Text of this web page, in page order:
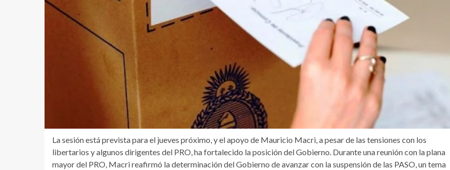
La sesión está prevista para el jueves próximo, y el apoyo de Mauricio Macri, a pesar de las tensiones con los
libertarios y algunos dirigentes del PRO, ha fortalecido la posición del Gobierno. Durante una reunión con la plana
mayor del PRO, Macri reafirmó la determinación del Gobierno de avanzar con la suspensión de las PASO, un tema